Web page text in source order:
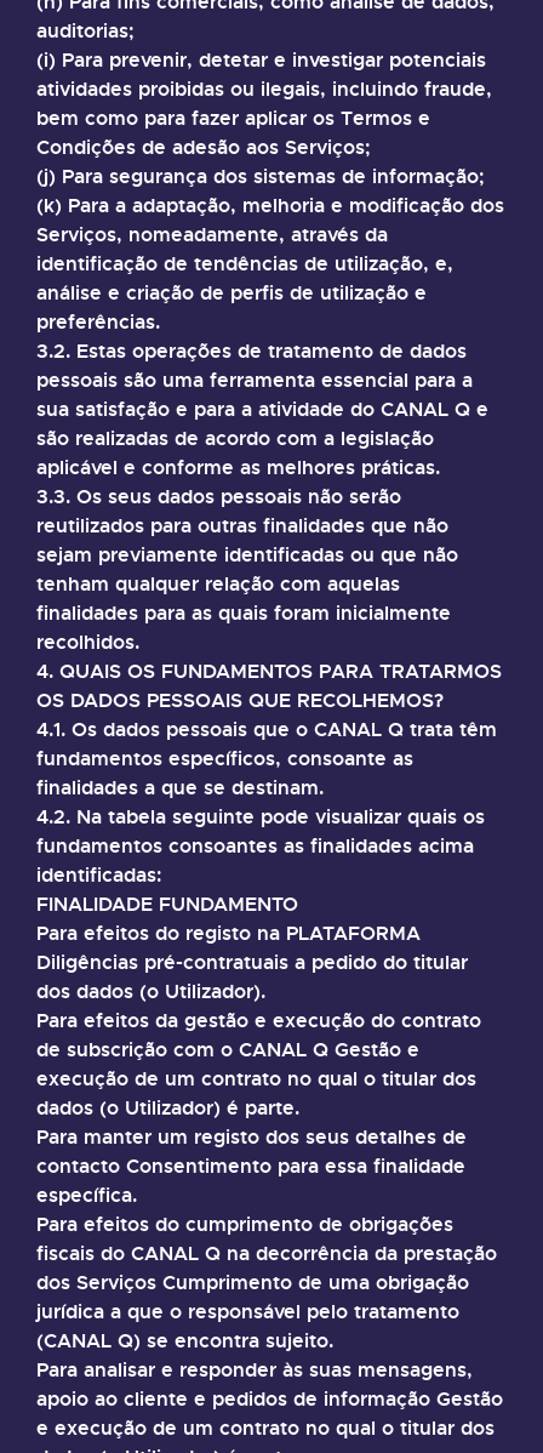
auditorias;
(i) Para prevenir, detetar e investigar potenciais
atividades proibidas ou ilegais, incluindo fraude,
bem como para fazer aplicar os Termos e
Condições de adesão aos Serviços;
(j) Para segurança dos sistemas de informação;
(k) Para a adaptação, melhoria e modificação dos
Serviços, nomeadamente, através da
identificação de tendências de utilização, e,
análise e criação de perfis de utilização e
preferências.
3.2. Estas operações de tratamento de dados
pessoais são uma ferramenta essencial para a
sua satisfação e para a atividade do CANAL Q e
são realizadas de acordo com a legislação
aplicável e conforme as melhores práticas.
3.3. Os seus dados pessoais não serão
reutilizados para outras finalidades que não
sejam previamente identificadas ou que não
tenham qualquer relação com aquelas
finalidades para as quais foram inicialmente
recolhidos.
4. QUAIS OS FUNDAMENTOS PARA TRATARMOS
OS DADOS PESSOAIS QUE RECOLHEMOS?
4.1. Os dados pessoais que o CANAL Q trata têm
fundamentos específicos, consoante as
finalidades a que se destinam.
4.2. Na tabela seguinte pode visualizar quais os
fundamentos consoantes as finalidades acima
identificadas:
FINALIDADE FUNDAMENTO
Para efeitos do registo na PLATAFORMA
Diligências pré-contratuais a pedido do titular
dos dados (o Utilizador).
Para efeitos da gestão e execução do contrato
de subscrição com o CANAL Q Gestão e
execução de um contrato no qual o titular dos
dados (o Utilizador) é parte.
Para manter um registo dos seus detalhes de
contacto Consentimento para essa finalidade
específica.
Para efeitos do cumprimento de obrigações
fiscais do CANAL Q na decorrência da prestação
dos Serviços Cumprimento de uma obrigação
jurídica a que o responsável pelo tratamento
(CANAL Q) se encontra sujeito.
Para analisar e responder às suas mensagens,
apoio ao cliente e pedidos de informação Gestão
e execução de um contrato no qual o titular dos